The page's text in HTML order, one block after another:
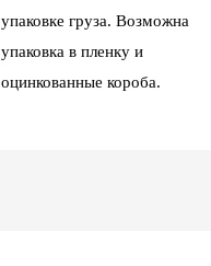
упаковке груза. Возможна
упаковка в пленку и
оцинкованные короба.